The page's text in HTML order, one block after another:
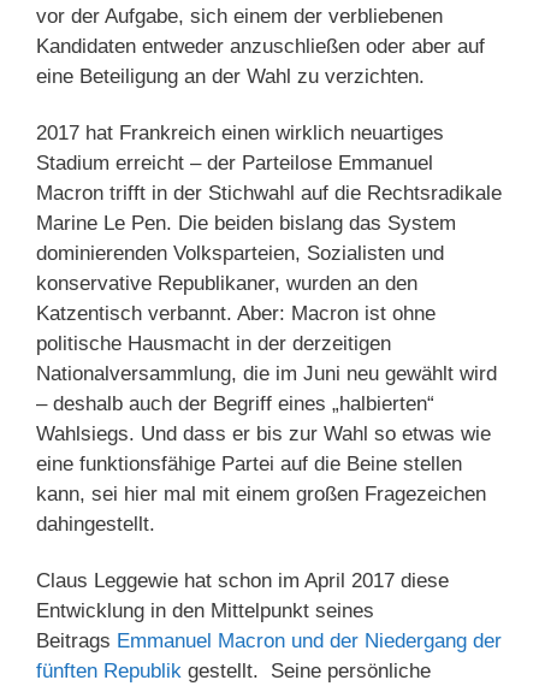
vor der Aufgabe, sich einem der verbliebenen
Kandidaten entweder anzuschließen oder aber auf
eine Beteiligung an der Wahl zu verzichten.
2017 hat Frankreich einen wirklich neuartiges
Stadium erreicht – der Parteilose Emmanuel
Macron trifft in der Stichwahl auf die Rechtsradikale
Marine Le Pen. Die beiden bislang das System
dominierenden Volksparteien, Sozialisten und
konservative Republikaner, wurden an den
Katzentisch verbannt. Aber: Macron ist ohne
politische Hausmacht in der derzeitigen
Nationalversammlung, die im Juni neu gewählt wird
– deshalb auch der Begriff eines „halbierten“
Wahlsiegs. Und dass er bis zur Wahl so etwas wie
eine funktionsfähige Partei auf die Beine stellen
kann, sei hier mal mit einem großen Fragezeichen
dahingestellt.
Claus Leggewie hat schon im April 2017 diese
Entwicklung in den Mittelpunkt seines
Beitrags Emmanuel Macron und der Niedergang der
fünften Republik gestellt. Seine persönliche